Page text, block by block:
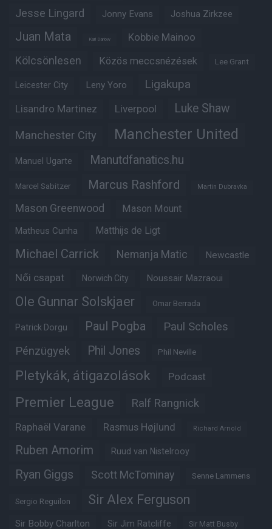
Jesse Lingard Jonny Evans Joshua Zirkzee
Juan Mata Karl Darlow Kobbie Mainoo
Kölcsönlesen Közös meccsnézések Lee Grant
Leicester City Leny Yoro Ligakupa
Lisandro Martinez Liverpool Luke Shaw
Manchester City Manchester United
Manuel Ugarte Manutdfanatics.hu
Marcel Sabitzer Marcus Rashford Martin Dubravka
Mason Greenwood Mason Mount
Matheus Cunha Matthijs de Ligt
Michael Carrick Nemanja Matic Newcastle
Női csapat Norwich City Noussair Mazraoui
Ole Gunnar Solskjaer Omar Berrada
Patrick Dorgu Paul Pogba Paul Scholes
Pénzügyek Phil Jones Phil Neville
Pletykák, átigazolások Podcast
Premier League Ralf Rangnick
Raphaël Varane Rasmus Højlund Richard Arnold
Ruben Amorim Ruud van Nistelrooy
Ryan Giggs Scott McTominay Senne Lammens
Sergio Reguilon Sir Alex Ferguson
Sir Bobby Charlton Sir Jim Ratcliffe Sir Matt Busby